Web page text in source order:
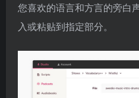
您喜欢的语言和方言的旁白
入或粘贴到指定部分。